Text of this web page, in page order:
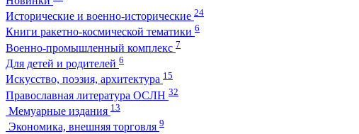
Исторические и военно-исторические 24
Книги ракетно-космической тематики 6
Военно-промышленный комплекс 7
Для детей и родителей 6
Искусство, поэзия, архитектура 15
Православная литература ОСЛН 32
Мемуарные издания 13
Экономика, внешняя торговля 9